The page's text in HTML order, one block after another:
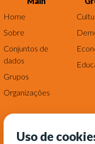
Home
Sobre
Conjuntos de
dados
Grupos
Organizações
Uso de